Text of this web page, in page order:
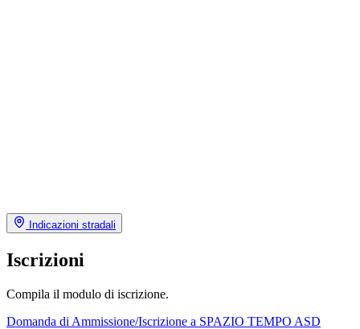
Indicazioni stradali
Iscrizioni
Compila il modulo di iscrizione.
Domanda di Ammissione/Iscrizione a SPAZIO TEMPO ASD